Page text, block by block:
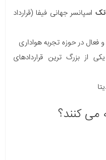
اسپانسر جهانی فیفا (قرارداد
AB InBev (Budweiser) یکی از بزرگ ترین قراردادهای
می کنند؟